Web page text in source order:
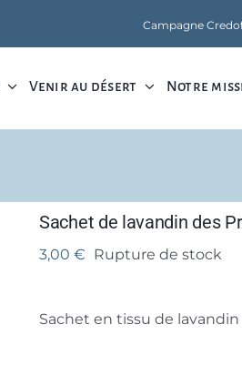
Campagne
Venir au désert Notre
Sachet de lavandin des
3,00 € Rupture de stock
Sachet en tissu de lavandin